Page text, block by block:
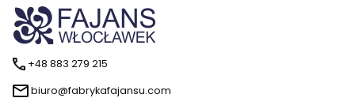
+48 883 279 215
biuro@fabrykafajansu.com